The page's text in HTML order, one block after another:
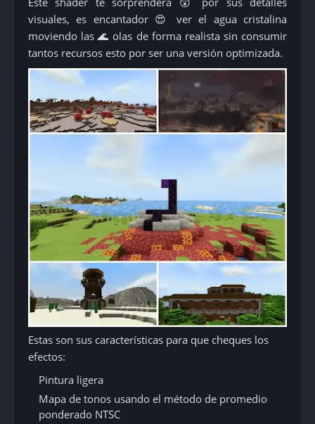
visuales, es encantador 😍 ver el agua cristalina
moviendo las 🌊 olas de forma realista sin consumir
tantos recursos esto por ser una versión optimizada.
Estas son sus características para que cheques los
efectos:
Pintura ligera
Mapa de tonos usando el método de promedio
ponderado NTSC